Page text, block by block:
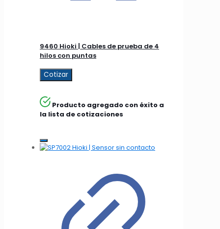
9460 Hioki | Cables de prueba de 4
hilos con puntas
Cotizar
Producto agregado con éxito a
la lista de cotizaciones